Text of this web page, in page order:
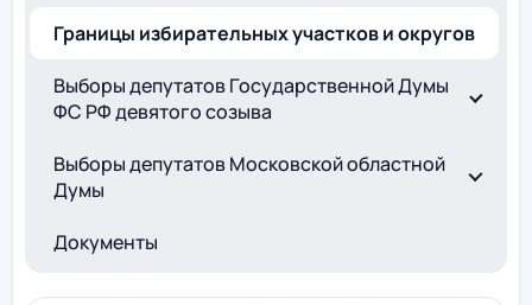
Границы избирательных участков и округов
Выборы депутатов Государственной Думы
ФС РФ девятого созыва
Выборы депутатов Московской областной
Думы
Документы